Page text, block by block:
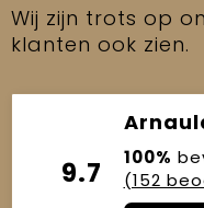
Wij zijn trots op
klanten ook zien.
9.7 100%
(152